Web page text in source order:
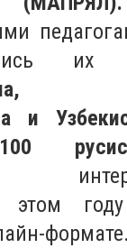
и
году
формате.